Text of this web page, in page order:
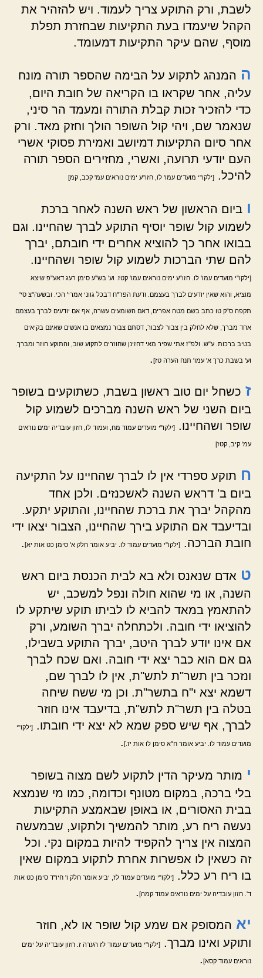
לשבת, ורק התוקע צריך לעמוד. ויש להזהיר את
הקהל שיעמדו בעת התקיעות שבחזרת תפלת
מוסף, שהם עיקר התקיעות דמעומד.
ה המנהג לתקוע על הבימה שהספר תורה מונח
עליה, אחר שקראו בו הקריאה של חובת היום,
כדי להזכיר זכות קבלת התורה ומעמד הר סיני,
שנאמר שם, ויהי קול השופר הולך וחזק מאד. ורק
אחר סיום התקיעות דמיושב ואמירת פסוקי אשרי
העם יודעי תרועה, ואשרי, מחזירים הספר תורה
להיכל. [ילקו"י מועדים עמו' לו, חזו"ע ימים נוראים עמ' קכב, קמ]
ו ביום הראשון של ראש השנה לאחר ברכת
לשמוע קול שופר יוסיף התוקע לברך שהחיינו. וגם
בבואו אחר כך להוציא אחרים ידי חובתם, יברך
להם שתי הברכות לשמוע קול שופר ושהחיינו.
[ילקו"י מועדים עמו' לו. חזו"ע ימים נוראים עמו' קטז. וע' בש"ע סימן רעג דאע"פ שיצא
מוציא, והוא שאין יודעים לברך בעצמם. ודעת הפר"ח דבכל גווני אמרי' הכי. ובשעה"צ סי'
תקפה ס"ק טו כתב בשם מטה אפרים, דאם השומעים עשרה, אף אם יודעים לברך בעצמם
אחד מברך, שלא לחלק בין צבור לצבור, דסתם צבור נמצאים בו אנשים שאינם בקיאים
בטיב ברכות. ע"ש. ולפ"ז אתי שפיר מאי דחזינן שחוזרים לתקוע שוב, והתוקע חוזר ומברך.
וע' בשבת כרך א' עמו' תנח הערה טז].
ז כשחל יום טוב ראשון בשבת, כשתוקעים בשופר
ביום השני של ראש השנה מברכים לשמוע קול
שופר ושהחיינו. [ילקו"י מועדים עמוד מח, ועמוד לו, חזון עובדיה ימים נוראים
עמ' קיב, קטז]
ח תוקע ספרדי אין לו לברך שהחיינו על התקיעה
ביום ב' דראש השנה לאשכנזים. ולכן אחד
מהקהל יברך את ברכת שהחיינו, והתוקע יתקע.
ובדיעבד אם התוקע בירך שהחיינו, הצבור יצאו ידי
חובת הברכה. [ילקו"י מועדים עמוד לו. יביע אומר חלק א' סימן כט אות יא].
ט אדם שנאנס ולא בא לבית הכנסת ביום ראש
השנה, או מי שהוא חולה ונפל למשכב, יש
להתאמץ במאד להביא לו לביתו תוקע שיתקע לו
להוציאו ידי חובה. ולכתחלה יברך השומע, ורק
אם אינו יודע לברך היטב, יברך התוקע בשבילו,
גם אם הוא כבר יצא ידי חובה. ואם שכח לברך
ונזכר בין תשר"ת לתש"ת, אין לו לברך שם,
דשמא יצא י"ח בתשר"ת. וכן מי ששח שיחה
בטלה בין תשר"ת לתש"ת, בדיעבד אינו חוזר
לברך, אף שיש ספק שמא לא יצא ידי חובתו. [ילקו"י
מועדים עמוד לו. יביע אומר ח"א סימן לו אות יז.].
י מותר מעיקר הדין לתקוע לשם מצוה בשופר
בלי ברכה, במקום מטונף וכדומה, כמו מי שנמצא
בבית האסורים, או באופן שבאמצע התקיעות
נעשה ריח רע, מותר להמשיך ולתקוע, שבמעשה
המצוה אין צריך להקפיד להיות במקום נקי. וכל
זה כשאין לו אפשרות אחרת לתקוע במקום שאין
בו ריח רע כלל. [ילקו"י מועדים עמוד לז, יביע אומר חלק ו' חיו"ד סימן כט אות
ד'. חזון עובדיה על ימים נוראים עמוד קמה].
יא המסופק אם שמע קול שופר או לא, חוזר
ותוקע ואינו מברך. [ילקו"י מועדים עמוד לז הערה ז. חזון עובדיה על ימים
נוראים עמוד קסא].